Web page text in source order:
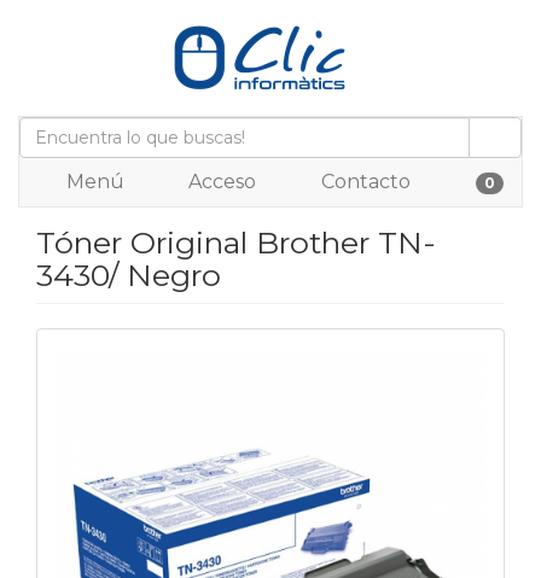
Menú Acceso Contacto 0
Tóner Original Brother TN-
3430/ Negro